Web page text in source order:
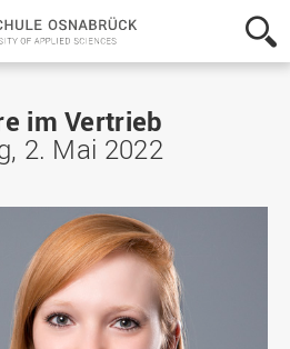
Hochschule
Osnabrück
-
im Vertrieb
2. Mai 2022